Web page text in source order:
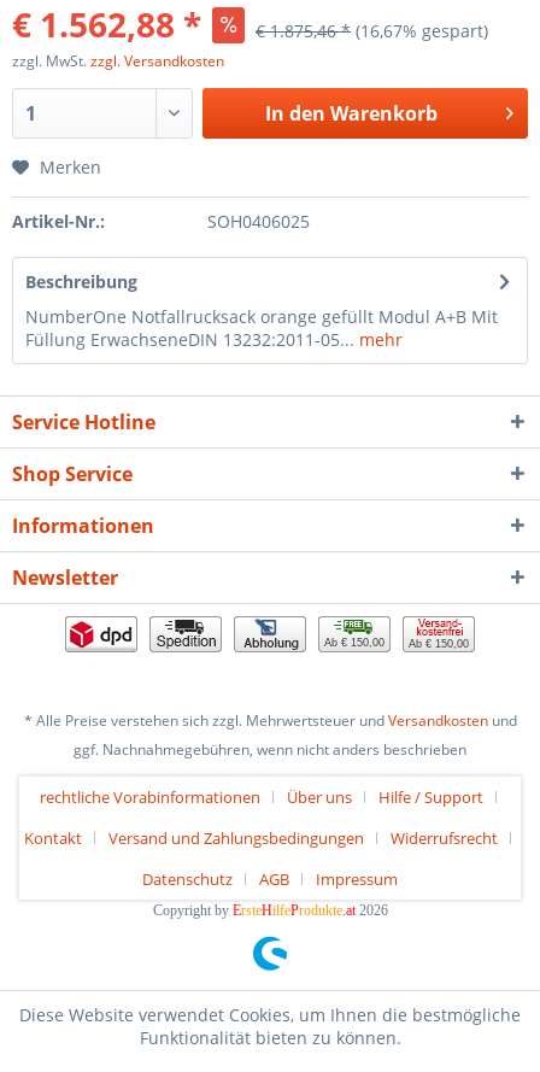
€ 1.562,88 * € 1.875,46 * (16,67% gespart)
zzgl. MwSt.zzgl. Versandkosten
In den Warenkorb
Merken
Artikel-Nr.: SOH0406025
Beschreibung
NumberOne Notfallrucksack orange gefüllt Modul A+B Mit
Füllung ErwachseneDIN 13232:2011-05... mehr
Service Hotline
Shop Service
Informationen
Newsletter
Ab € 150,00 Ab € 150,00
* Alle Preise verstehen sich zzgl. Mehrwertsteuer undVersandkostenund
ggf. Nachnahmegebühren, wenn nicht anders beschrieben
rechtliche Vorabinformationen Über uns
Hilfe / Support
Kontakt
Versand und Zahlungsbedingungen
Widerrufsrecht
Datenschutz
AGB Impressum
Copyright by ErsteHilfeProdukte.at2026
Diese Website verwendet Cookies, um Ihnen die bestmögliche
Funktionalität bieten zu können.